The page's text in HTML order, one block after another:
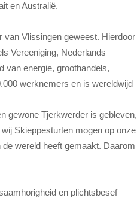
en Australië.
van Vlissingen geweest. Hierdoor
Vereeniging, Nederlands
van energie, groothandels,
werknemers en is wereldwijd
gewone Tjerkwerder is gebleven,
Skieppesturten mogen op onze
wereld heeft gemaakt. Daarom
en plichtsbesef